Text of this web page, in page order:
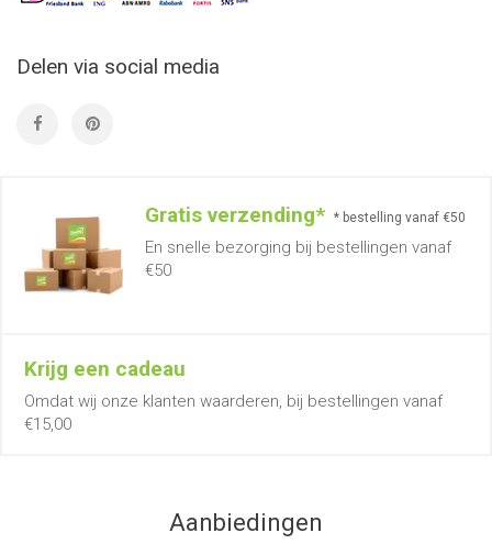
Delen via social media
Gratis verzending* * bestelling vanaf €50
En snelle bezorging bij bestellingen vanaf
€50
Krijg een cadeau
Omdat wij onze klanten waarderen, bij bestellingen vanaf
€15,00
Aanbiedingen